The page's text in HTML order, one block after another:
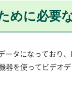
めに必要
タになっており
器を使ってビデオ